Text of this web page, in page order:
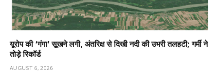
यूरोप की ‘गंगा’ सूखने लगी, अंतरिक्ष से दिखी नदी की उभरी तलहटी; गर्मी ने
तोड़े रिकॉर्ड
AUGUST 6, 2026